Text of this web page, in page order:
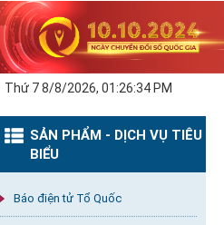
Thứ 7 8/8/2026, 01:26:34 PM
SẢN PHẨM - DỊCH VỤ TIÊU
BIỂU
Báo điện tử Tổ Quốc